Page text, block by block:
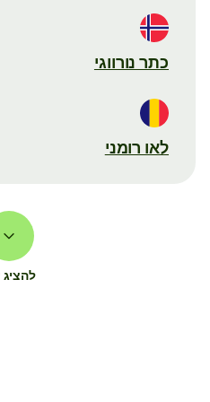
כתר נורווגי
לאו רומני
להציג